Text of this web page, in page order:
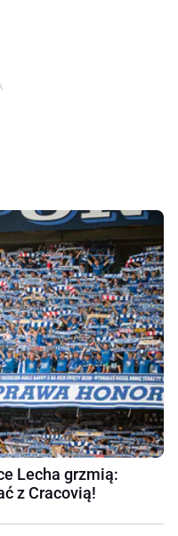
Lecha grzmią:
z Cracovią!